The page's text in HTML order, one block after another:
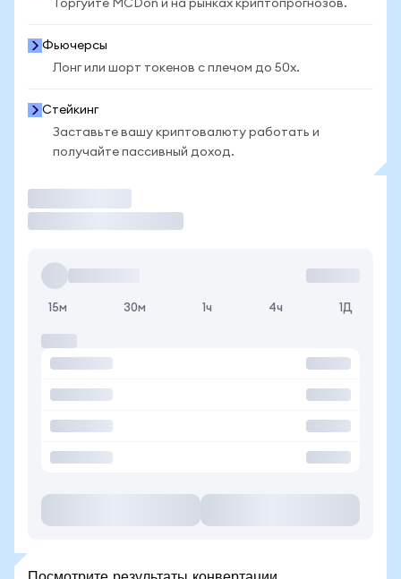
Торгуйте MCDon и на рынках криптопрогнозов.
Фьючерсы
Лонг или шорт токенов с плечом до 50x.
Стейкинг
Заставьте вашу криптовалюту работать и
получайте пассивный доход.
15м 30м 1ч 4ч 1Д